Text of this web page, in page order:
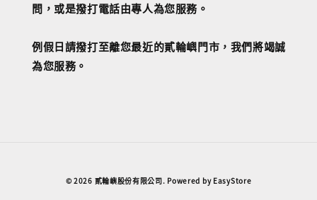
問，或是撥打電話由專人為您服務。
例假日請撥打至離您最近的貳輪嶼門市，我們將竭誠
為您服務。
© 2026 貳輪嶼股份有限公司. Powered by EasyStore